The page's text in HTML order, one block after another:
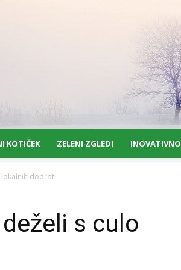
KOTIČEK ZELENI ZGLEDI INOVATIVNO
lokalnih dobrot
s culo